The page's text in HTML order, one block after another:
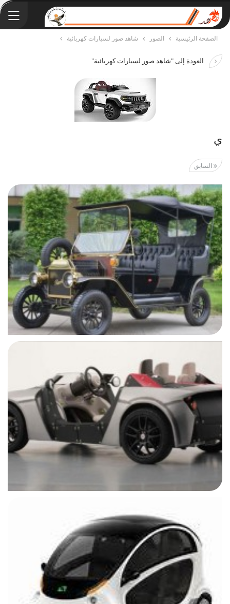
الصفحة الرئيسية الصور شاهد صور لسيارات كهربائية
العودة إلى "شاهد صور لسيارات كهربائية"
ي
السابق